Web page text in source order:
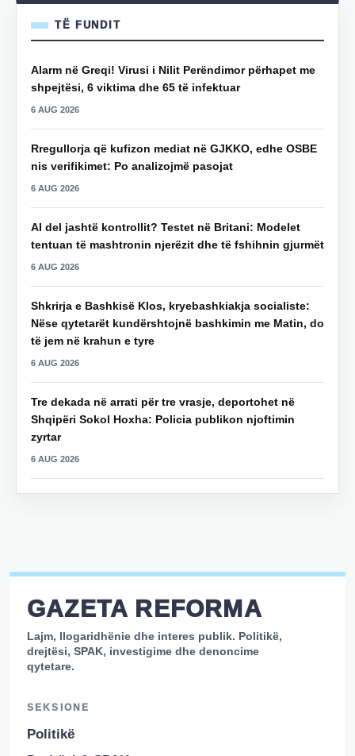
TË FUNDIT
Alarm në Greqi! Virusi i Nilit Perëndimor përhapet me
shpejtësi, 6 viktima dhe 65 të infektuar
6 AUG 2026
Rregullorja që kufizon mediat në GJKKO, edhe OSBE
nis verifikimet: Po analizojmë pasojat
6 AUG 2026
AI del jashtë kontrollit? Testet në Britani: Modelet
tentuan të mashtronin njerëzit dhe të fshihnin gjurmët
6 AUG 2026
Shkrirja e Bashkisë Klos, kryebashkiakja socialiste:
Nëse qytetarët kundërshtojnë bashkimin me Matin, do
të jem në krahun e tyre
6 AUG 2026
Tre dekada në arrati për tre vrasje, deportohet në
Shqipëri Sokol Hoxha: Policia publikon njoftimin
zyrtar
6 AUG 2026
GAZETA REFORMA
Lajm, llogaridhënie dhe interes publik. Politikë,
drejtësi, SPAK, investigime dhe denoncime
qytetare.
SEKSIONE
Politikë